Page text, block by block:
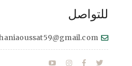
للتواصل